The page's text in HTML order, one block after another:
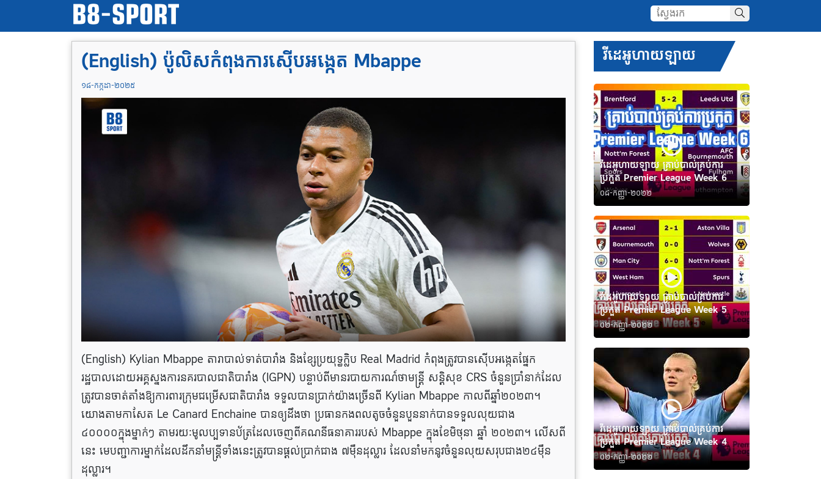
(English) ប៉ូលិសកំពុងការស៊ើបអង្កេត Mbappe
១៨-កក្កដា-២០២៥
(English) Kylian Mbappe តារាបាល់ទាត់បារាំង និងខ្សែប្រយុទ្ធក្លិប Real Madrid កំពុងត្រូវបានស៊ើបអង្កេតផ្នែក
រដ្ឋបាលដោយអគ្គស្នងការនគរបាលជាតិបារាំង (IGPN) បន្ទាប់ពីមានរបាយការណ៍ថាមន្ត្រី សន្តិសុខ CRS ចំនួនប្រាំនាក់ដែល
ត្រូវបានចាត់តាំងឱ្យការពារក្រុមជម្រើសជាតិបារាំង ទទួលបានប្រាក់យ៉ាងច្រើនពី Kylian Mbappe កាលពីឆ្នាំ២០២៣។
យោងតាមកាសែត Le Canard Enchaine បានឲ្យដឹងថា ប្រធានកងពលតូចចំនួនបួននាក់បានទទួលលុយជាង
៤០០០០ក្នុងម្នាក់ៗ តាមរយៈមូលប្បទានប័ត្រដែលចេញពីគណនីធនាគាររបស់ Mbappe ក្នុងខែមិថុនា ឆ្នាំ ២០២៣។ លើសពី
នេះ មេបញ្ជាការម្នាក់ដែលដឹកនាំមន្ត្រីទាំងនេះត្រូវបានផ្តល់ប្រាក់ជាង ៧ម៉ឺនដុល្លារ ដែលនាំមកនូវចំនួនលុយសរុបជាង២៤ម៉ឺន
ដុល្លា​​រ។
វីដេអូហាយឡាយ
វីដេអូហាយឡាយ គ្រាប់បាល់គ្រប់ការ
ប្រកួត Premier League Week 6
០៨-កញ្ញា-២០២២
វីដេអូហាយឡាយ គ្រាប់បាល់គ្រប់ការ
ប្រកួត Premier League Week 5
០២-កញ្ញា-២០២២
វីដេអូហាយឡាយ គ្រាប់បាល់គ្រប់ការ
ប្រកួត Premier League Week 4
០២-កញ្ញា-២០២២